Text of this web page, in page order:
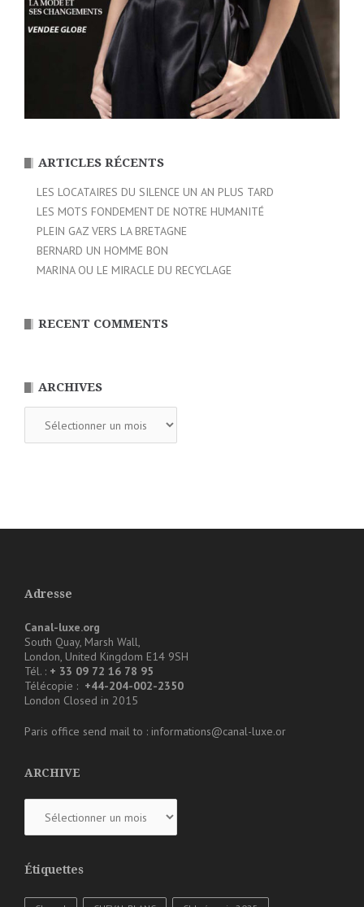
ARTICLES RÉCENTS
LES LOCATAIRES DU SILENCE UN AN PLUS TARD
LES MOTS FONDEMENT DE NOTRE HUMANITÉ
PLEIN GAZ VERS LA BRETAGNE
BERNARD UN HOMME BON
MARINA OU LE MIRACLE DU RECYCLAGE
RECENT COMMENTS
ARCHIVES
Adresse
Canal-luxe.org
South Quay, Marsh Wall,
London, United Kingdom E14 9SH
Tél. : + 33 09 72 16 78 95
Télécopie : +44-204-002-2350
London Closed in 2015
Paris office send mail to : informations@canal-luxe.or
ARCHIVE
Étiquettes